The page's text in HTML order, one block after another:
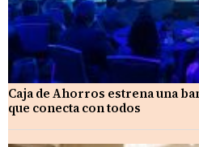
Caja de Ahorros estrena una
que conecta con todos